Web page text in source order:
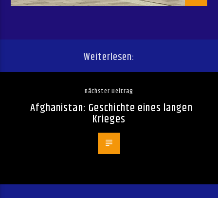
Weiterlesen:
nächster Beitrag
Afghanistan: Geschichte eines langen
Krieges